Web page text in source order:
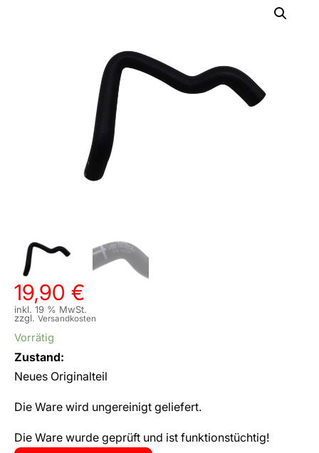
19,90 €
inkl. 19 % MwSt.
zzgl. Versandkosten
Vorrätig
Zustand:
Neues Originalteil
Die Ware wird ungereinigt geliefert.
Die Ware wurde geprüft und ist funktionstüchtig!